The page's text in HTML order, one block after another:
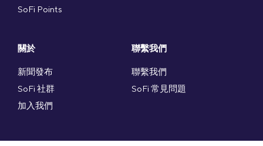
SoFi Points
關於
新聞發布
SoFi 社群
加入我們
聯繫我們
聯繫我們
SoFi 常見問題